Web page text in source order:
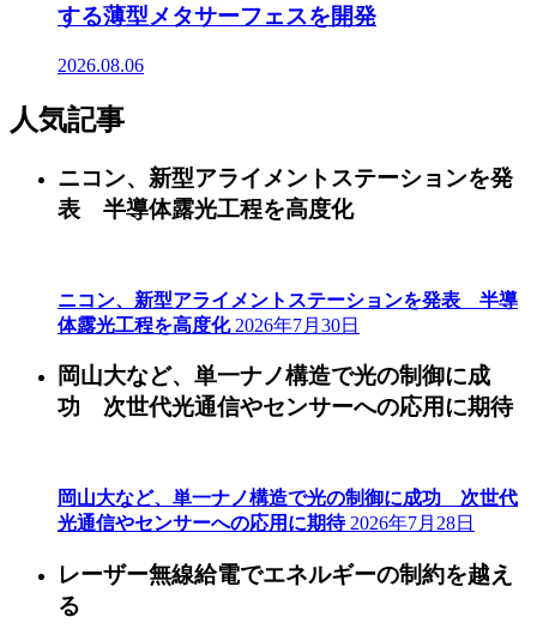
する薄型メタサーフェスを開発
2026.08.06
人気記事
ニコン、新型アライメントステーションを発
表 半導体露光工程を高度化
ニコン、新型アライメントステーションを発表 半導
体露光工程を高度化 2026年7月30日
岡山大など、単一ナノ構造で光の制御に成
功 次世代光通信やセンサーへの応用に期待
岡山大など、単一ナノ構造で光の制御に成功 次世代
光通信やセンサーへの応用に期待 2026年7月28日
レーザー無線給電でエネルギーの制約を越え
る